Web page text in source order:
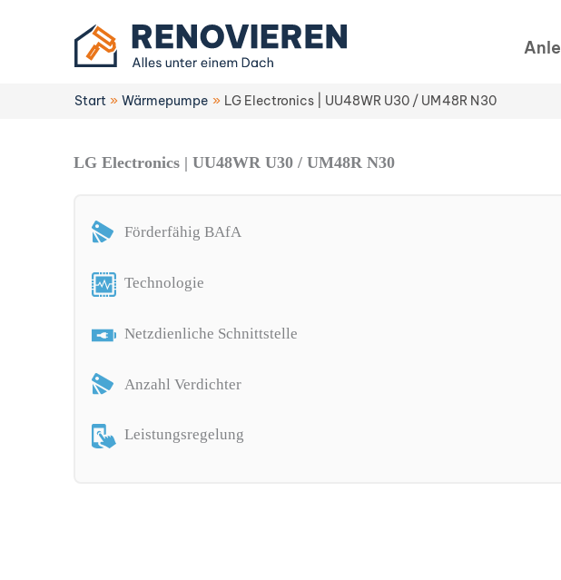
Start Wärmepumpe LG Electronics | UU48WR U30 / UM48R N30
LG Electronics | UU48WR U30 / UM48R N30
Förderfähig BAfA
Technologie
Netzdienliche Schnittstelle
Anzahl Verdichter
Leistungsregelung